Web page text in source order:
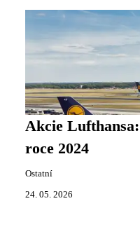
Akcie
roce 2024
Ostatní
24. 05. 2026